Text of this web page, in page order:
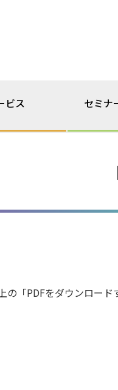
ビス セミナ
「PDFをダウンロード